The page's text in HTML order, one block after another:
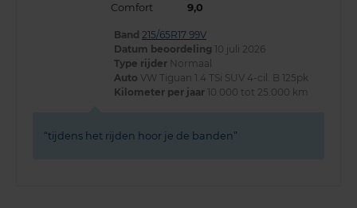
Comfort
9,0
Band 215/65R17 99V
Datum beoordeling 10 juli 2026
Type rijder Normaal
Auto VW Tiguan 1.4 TSi SUV 4-cil. B 125pk
Kilometer per jaar 10.000 tot 25.000 km
tijdens het rijden hoor je de banden